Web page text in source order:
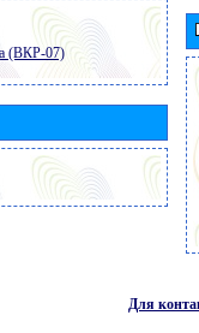
(ВКР-07)
Для